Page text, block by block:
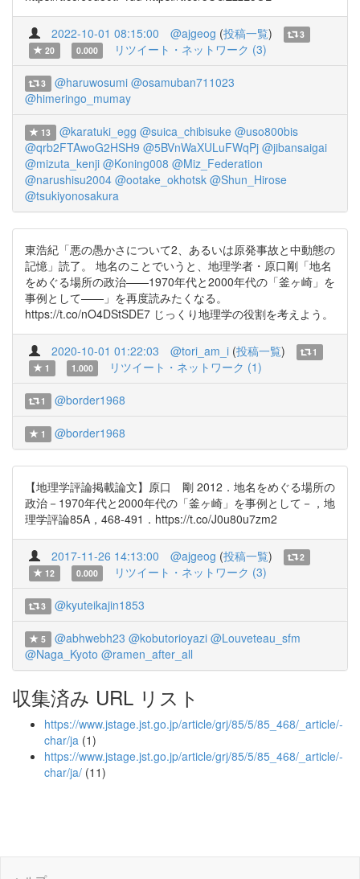
2022-10-01 08:15:00 @ajgeog (投稿一覧)
3
20
0.000 リツイート・ネットワーク (3)
3 @haruwosumi @osamuban711023
@himeringo_mumay
13 @karatuki_egg @suica_chibisuke @uso800bis
@qrb2FTAwoG2HSH9 @5BVnWaXULuFWqPj @jibansaigai
@mizuta_kenji @Koning008 @Miz_Federation
@narushisu2004 @ootake_okhotsk @Shun_Hirose
@tsukiyonosakura
東浩紀「悪の愚かさについて2、あるいは原発事故と中動態の
記憶」読了。 地名のことでいうと、地理学者・原口剛「地名
をめぐる場所の政治——1970年代と2000年代の「釜ヶ崎」を
事例として——」を再度読みたくなる。
https://t.co/nO4DStSDE7 じっくり地理学の役割を考えよう。
2020-10-01 01:22:03 @tori_am_i (投稿一覧)
1
1
1.000 リツイート・ネットワーク (1)
1 @border1968
1 @border1968
【地理学評論掲載論文】原口 剛 2012．地名をめぐる場所の
政治－1970年代と2000年代の「釜ヶ崎」を事例として－，地
理学評論85A，468-491．https://t.co/J0u80u7zm2
2017-11-26 14:13:00 @ajgeog (投稿一覧)
2
12
0.000 リツイート・ネットワーク (3)
3 @kyuteikajin1853
5 @abhwebh23 @kobutorioyazi @Louveteau_sfm
@Naga_Kyoto @ramen_after_all
収集済み URL リスト
https://www.jstage.jst.go.jp/article/grj/85/5/85_468/_article/-
char/ja (1)
https://www.jstage.jst.go.jp/article/grj/85/5/85_468/_article/-
char/ja/ (11)